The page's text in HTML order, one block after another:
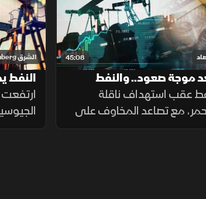
45:08
موجة صعود.. والنفط
عقب استهداف ناقلة
مع تصاعد المخاوف على
تراجع الذهب، بينما
الشرق Bloomberg
النفط
أداء
ارتفعت
السوق